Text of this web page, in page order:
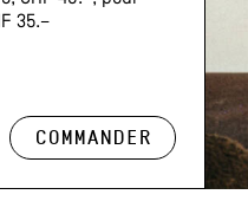
35.–
Commander